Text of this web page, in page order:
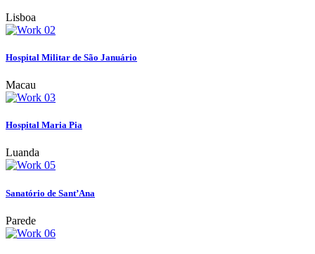
Lisboa
Hospital Militar de São Januário
Macau
Hospital Maria Pia
Luanda
Sanatório de Sant’Ana
Parede